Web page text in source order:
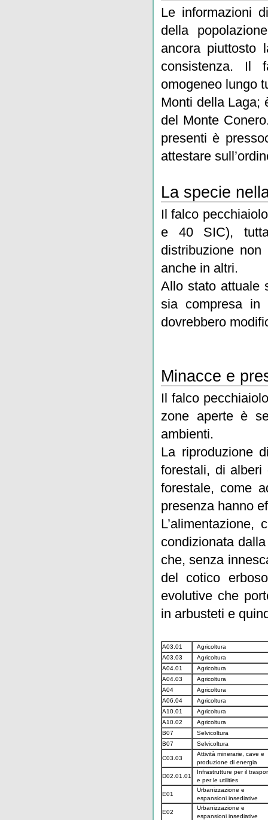
Le informazioni
della
ancora piuttosto
consistenza. Il
omogeneo lungo
Monti della Laga;
del Monte
presenti è
attestare
La specie
Il falco
e 40 SIC),
distribuzione
anche in altri.
Allo stato attuale
sia compresa in
dovrebbero
Minacce e
Il falco
zone aperte è
ambienti.
La riproduzione
forestali, di
forestale, come
presenza hanno
condizionata
che, senza
del cotico
evolutive che
in arbusteti e
A03.01
Agricoltura
A03.03
Agricoltura
A04.01
Agricoltura
A04.03
Agricoltura
A04
Agricoltura
A06.04
Agricoltura
A10.01
Agricoltura
A10.02
Agricoltura
B07
Selvicoltura
B07
Selvicoltura
C03.03
Attività minerarie, cave e
produzione di energia
D02.01.01
Infrastrutture per il
e per le utilities
E01
Urbanizzazione e
espansioni insediative
E02
Urbanizzazione e
espansioni insediative